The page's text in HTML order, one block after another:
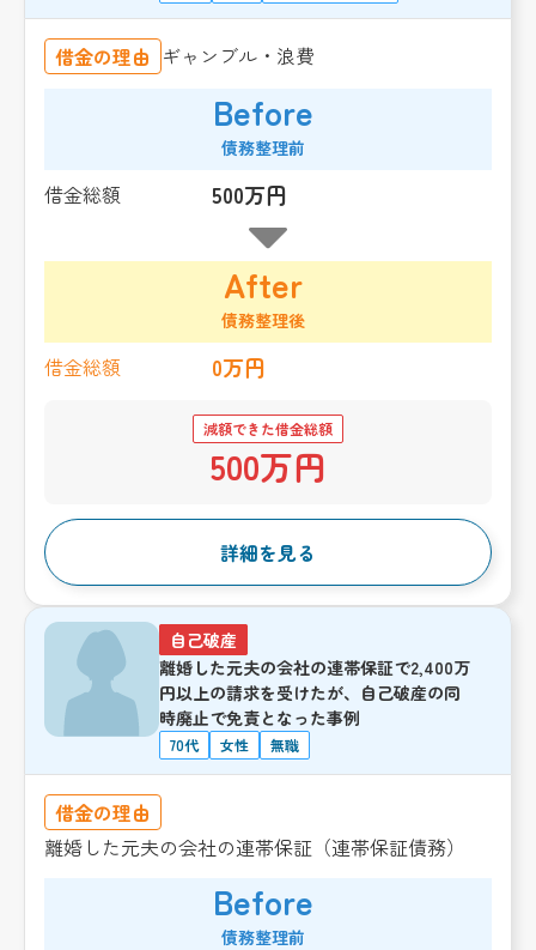
借金の理由 ギャンブル・浪費
Before
債務整理前
借金総額 500万円
After
債務整理後
借金総額 0万円
減額できた借金総額
500万円
詳細を見る
自己破産
離婚した元夫の会社の連帯保証で2,400万
円以上の請求を受けたが、自己破産の同
時廃止で免責となった事例
70代 女性 無職
借金の理由
離婚した元夫の会社の連帯保証（連帯保証債務）
Before
債務整理前